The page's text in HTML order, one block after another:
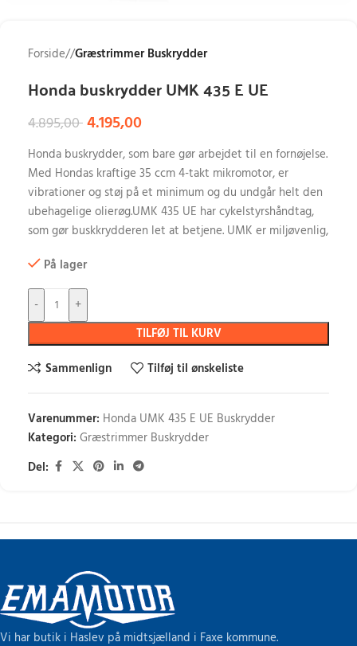
Forside/ Græstrimmer Buskrydder
Honda buskrydder UMK 435 E UE
4.895,004.195,00
Honda buskrydder, som bare gør arbejdet til en fornøjelse.
Med Hondas kraftige 35 ccm 4-takt mikromotor, er
vibrationer og støj på et minimum og du undgår helt den
ubehagelige olierøg.UMK 435 UE har cykelstyrshåndtag,
som gør buskkrydderen let at betjene. UMK er miljøvenlig,
På lager
-
+
TILFØJ TIL KURV
Sammenlign
Tilføj til ønskeliste
Varenummer: Honda UMK 435 E UE Buskrydder
Kategori: Græstrimmer Buskrydder
Del:
Vi har butik i Haslev på midtsjælland i Faxe kommune.